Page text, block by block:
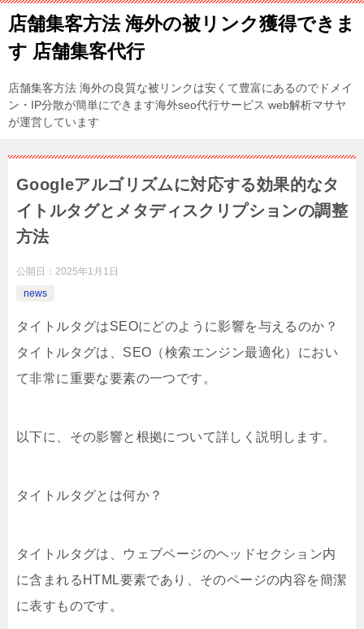
店舗集客方法 海外の被リンク獲得できま
す 店舗集客代行
店舗集客方法 海外の良質な被リンクは安くて豊富にあるのでドメイ
ン・IP分散が簡単にできます海外seo代行サービス web解析マサヤ
が運営しています
Googleアルゴリズムに対応する効果的なタ
イトルタグとメタディスクリプションの調整
方法
公開日： 2025年1月1日
news
タイトルタグはSEOにどのように影響を与えるのか？
タイトルタグは、SEO（検索エンジン最適化）におい
て非常に重要な要素の一つです。
以下に、その影響と根拠について詳しく説明します。
タイトルタグとは何か？
タイトルタグは、ウェブページのヘッドセクション内
に含まれるHTML要素であり、そのページの内容を簡潔
に表すものです。